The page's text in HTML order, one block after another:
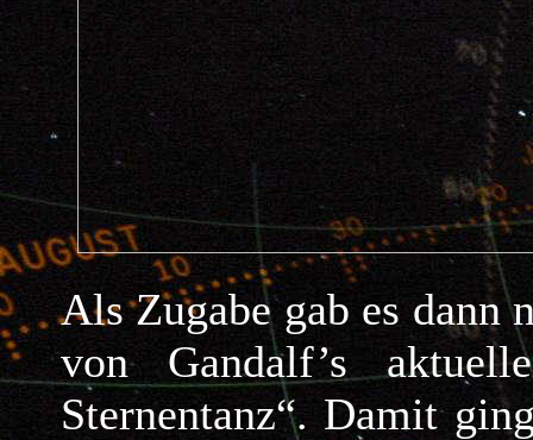
Als Zugabe gab es dann
von Gandalf’s
Sternentanz“. Damit